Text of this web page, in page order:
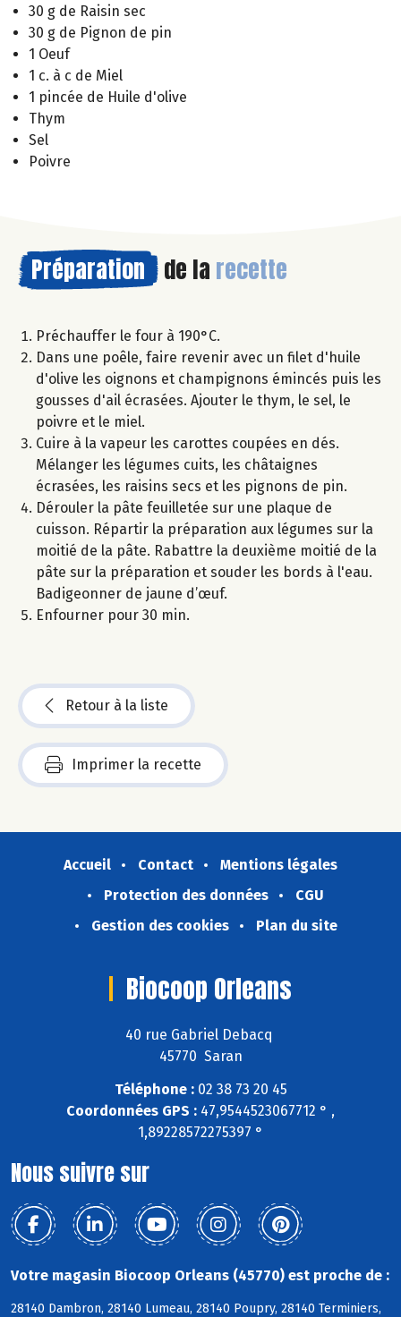
30 g de Raisin sec
30 g de Pignon de pin
1 Oeuf
1 c. à c de Miel
1 pincée de Huile d'olive
Thym
Sel
Poivre
Préparation de la recette
Préchauffer le four à 190°C.
Dans une poêle, faire revenir avec un filet d'huile
d'olive les oignons et champignons émincés puis les
gousses d'ail écrasées. Ajouter le thym, le sel, le
poivre et le miel.
Cuire à la vapeur les carottes coupées en dés.
Mélanger les légumes cuits, les châtaignes
écrasées, les raisins secs et les pignons de pin.
Dérouler la pâte feuilletée sur une plaque de
cuisson. Répartir la préparation aux légumes sur la
moitié de la pâte. Rabattre la deuxième moitié de la
pâte sur la préparation et souder les bords à l'eau.
Badigeonner de jaune d’œuf.
Enfourner pour 30 min.
Retour à la liste
Imprimer la recette
Accueil Contact
Mentions légales
Protection des données
CGU
Gestion des cookies
Plan du site
Biocoop Orleans
40 rue Gabriel Debacq
45770 Saran
Téléphone :02 38 73 20 45
Coordonnées GPS : 47,9544523067712 ° ,
1,89228572275397 °
Nous suivre sur
Votre magasin Biocoop Orleans (45770) est proche de :
28140 Dambron, 28140 Lumeau, 28140 Poupry, 28140 Terminiers,